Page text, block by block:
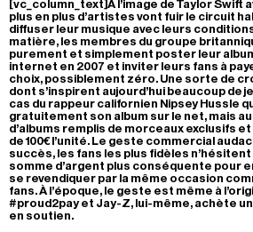
[vc_column_text]À l’image de Taylor Swift
plus en plus d’artistes vont fuir le circuit
diffuser leur musique avec leurs
matière, les membres du groupe
purement et simplement poster leur
internet en 2007 et inviter leurs fans à
choix, possiblement zéro. Une sorte de
dont s’inspirent aujourd’hui beaucoup de
cas du rappeur californien Nipsey Hussle
gratuitement son album sur le net, mais
d’albums remplis de morceaux exclusifs
de 100€ l’unité. Le geste commercial
succès, les fans les plus fidèles
somme d’argent plus conséquente pour
se revendiquer par la même occasion
fans. À l’époque, le geste est même à
#proud2pay et Jay-Z, lui-même, achète
en soutien.